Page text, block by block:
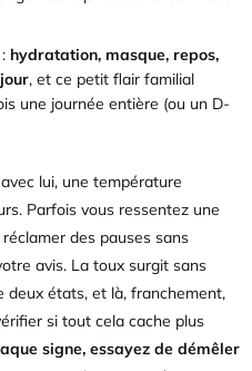
hydratation, masque, repos,
, et ce petit flair familial
une journée entière (ou un D-
lui, une température
Parfois vous ressentez une
des pauses sans
avis. La toux surgit sans
deux états, et là, franchement,
si tout cela cache plus
signe, essayez de démêler